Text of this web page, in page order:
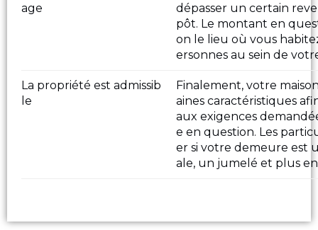
age
dépasser un certain
pôt. Le montant en
on le lieu où vous
ersonnes au sein de
La propriété est admissib
le
Finalement, votre
aines caractéristiques
aux exigences
e en question. Les
er si votre demeure est
ale, un jumelé et plus